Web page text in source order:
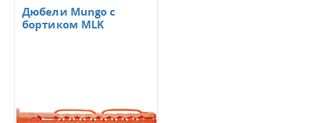
Дюбели Mungo с
бортиком MLK